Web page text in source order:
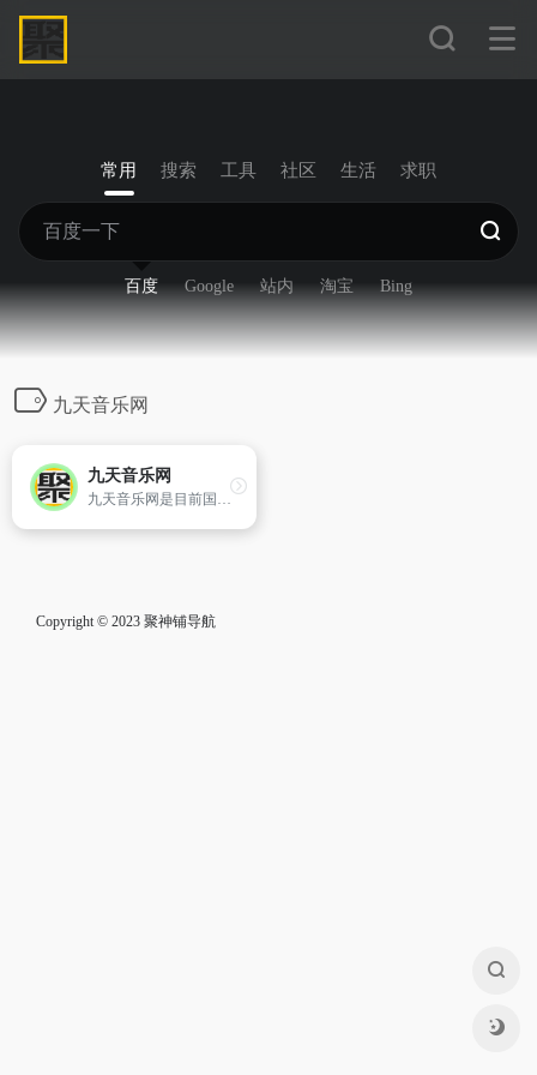
常用 搜索 工具 社区 生活 求职
百度 Google 站内 淘宝 Bing
九天音乐网
九天音乐网
九天音乐网是目前国内最悠久的音乐服务品牌，为用户提供高品质音乐免费试听、正版音乐下载、MV观看、唱片购买。平台汇聚了众多优质音乐人和歌手，拥有流行、民谣、电子、摇滚等十多个流派的原创音乐作品。
Copyright © 2023 聚神铺导航